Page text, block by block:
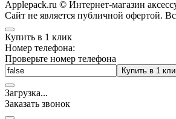
Applepack.ru © Интернет-магазин
Cайт не является публичной офертой.
Купить в 1 клик
Номер телефона:
Проверьте номер телефона
Купить в 1
Загрузка...
Заказать звонок